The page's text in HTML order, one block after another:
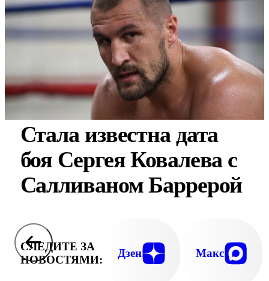
Стала известна дата
боя Сергея Ковалева с
Салливаном Баррерой
СЛЕДИТЕ ЗА
НОВОСТЯМИ:
Дзен Макс